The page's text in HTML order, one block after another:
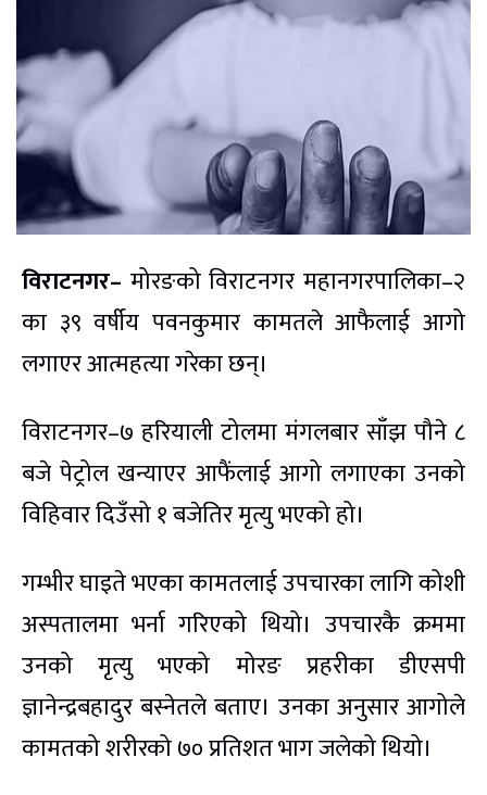
विराटनगर– मोरङको विराटनगर महानगरपालिका–२
का ३९ वर्षीय पवनकुमार कामतले आफैलाई आगो
लगाएर आत्महत्या गरेका छन्।
विराटनगर–७ हरियाली टोलमा मंगलबार साँझ पौने ८
बजे पेट्रोल खन्याएर आफैंलाई आगो लगाएका उनको
विहिवार दिउँसो १ बजेतिर मृत्यु भएको हो।
गम्भीर घाइते भएका कामतलाई उपचारका लागि कोशी
अस्पतालमा भर्ना गरिएको थियो। उपचारकै क्रममा
उनको मृत्यु भएको मोरङ प्रहरीका डीएसपी
ज्ञानेन्द्रबहादुर बस्नेतले बताए। उनका अनुसार आगोले
कामतको शरीरको ७० प्रतिशत भाग जलेको थियो।